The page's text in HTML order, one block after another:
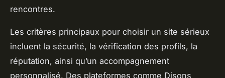
rencontres.
Les critères principaux pour choisir un site sérieux
incluent la sécurité, la vérification des profils, la
réputation, ainsi qu’un accompagnement
personnalisé. Des plateformes comme Disons